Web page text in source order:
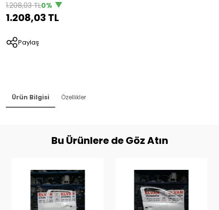
1.208,03 TL0%
1.208,03 TL
Paylaş
Ürün Bilgisi Özellikler
Bu Ürünlere de Göz Atın